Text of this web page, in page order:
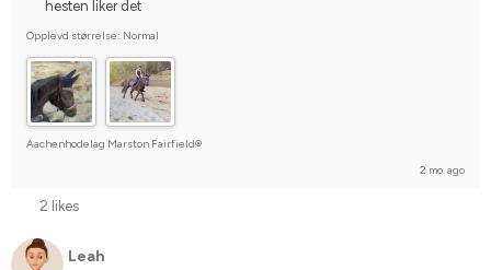
hesten liker det
Opplevd størrelse: Normal
Aachenhodelag Marston Fairfield®
2 mo. ago
2 likes
Leah